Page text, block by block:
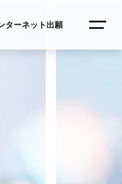
ターネット出願